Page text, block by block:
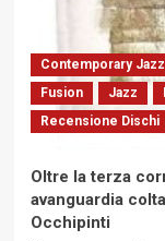
Contemporary Jazz
Fusion
Jazz
Recensione Dischi
Oltre la terza
avanguardia
Occhipinti